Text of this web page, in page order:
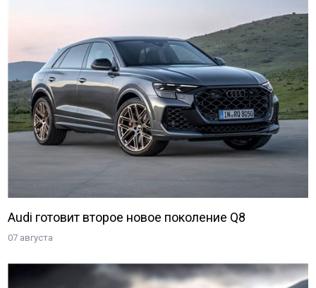
Audi готовит второе новое поколение Q8
07 августа